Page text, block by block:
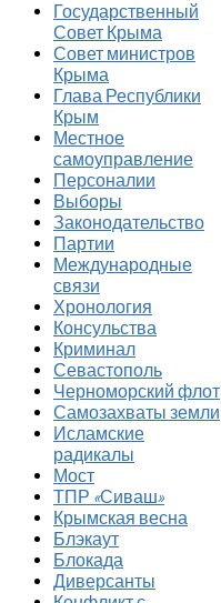
Государственный
Совет Крыма
Совет министров
Крыма
Глава Республики
Крым
Местное
самоуправление
Персоналии
Выборы
Законодательство
Партии
Международные
связи
Хронология
Консульства
Криминал
Севастополь
Черноморский флот
Самозахваты земли
Исламские
радикалы
Мост
ТПР «Сиваш»
Крымская весна
Блэкаут
Блокада
Диверсанты